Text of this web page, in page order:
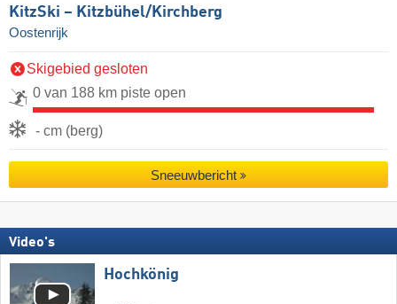
KitzSki – Kitzbühel/​Kirchberg
Oostenrijk
Skigebied gesloten
0 van 188 km piste open
- cm (berg)
Sneeuwbericht
Video's
Hochkönig